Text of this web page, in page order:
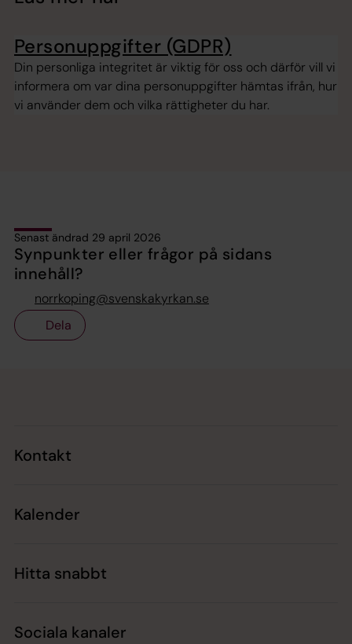
Personuppgifter (GDPR)
Din personliga integritet är viktig för oss och därför vill vi
informera om var dina personuppgifter hämtas ifrån, hur
vi använder dem och vilka rättigheter du har.
Senast ändrad 29 april 2026
Synpunkter eller frågor på sidans
innehåll?
norrkoping@svenskakyrkan.se
Dela
Kontakt
Kalender
Hitta snabbt
Sociala kanaler